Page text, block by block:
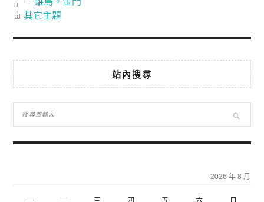
其它主題
站內搜尋
2026 年 8 月